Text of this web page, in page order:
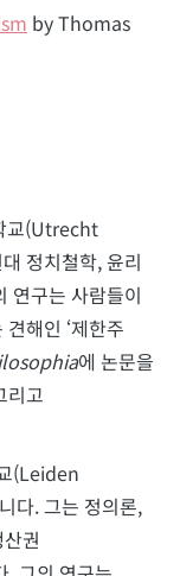
by Thomas
교(Utrecht
정치철학, 윤리
연구는 사람들이
해인 ‘제한주
에 논문을
리고
(Leiden
다. 그는 정의론,
권